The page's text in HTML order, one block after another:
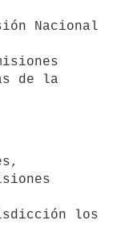
Nacional
de la
los